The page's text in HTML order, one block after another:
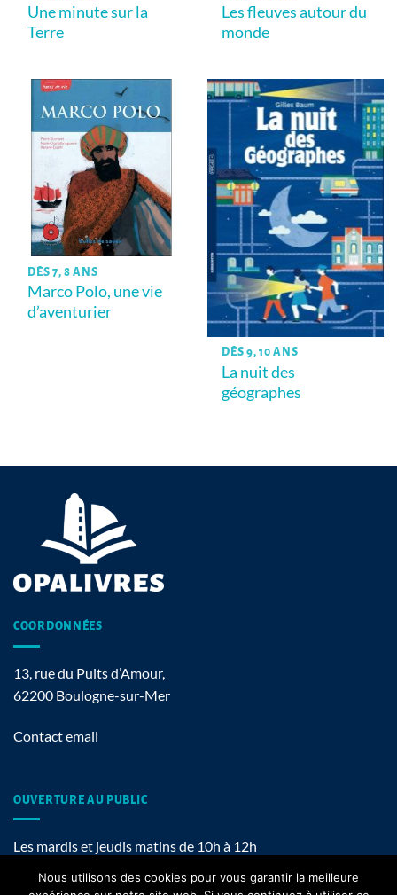
Une minute sur la
Terre
Les fleuves autour du
monde
DÈS 7, 8 ANS
Marco Polo, une vie
d’aventurier
DÈS 9, 10 ANS
La nuit des
géographes
COORDONNÉES
13, rue du Puits d’Amour,
62200 Boulogne-sur-Mer
Contact email
OUVERTURE AU PUBLIC
Les mardis et jeudis matins de 10h à 12h
Nous utilisons des cookies pour vous garantir la meilleure